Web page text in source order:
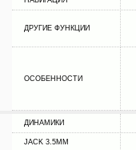
ДРУГИЕ ФУНКЦИИ
ОСОБЕННОСТИ
ДИНАМИКИ
JACK 3.5MM